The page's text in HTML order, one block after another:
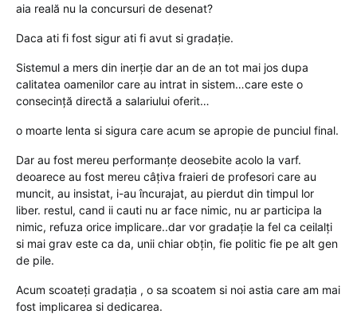
aia reală nu la concursuri de desenat?
Daca ati fi fost sigur ati fi avut si gradație.
Sistemul a mers din inerție dar an de an tot mai jos dupa
calitatea oamenilor care au intrat in sistem…care este o
consecință directă a salariului oferit…
o moarte lenta si sigura care acum se apropie de punciul final.
Dar au fost mereu performanțe deosebite acolo la varf.
deoarece au fost mereu câțiva fraieri de profesori care au
muncit, au insistat, i-au încurajat, au pierdut din timpul lor
liber. restul, cand ii cauti nu ar face nimic, nu ar participa la
nimic, refuza orice implicare..dar vor gradație la fel ca ceilalți
si mai grav este ca da, unii chiar obțin, fie politic fie pe alt gen
de pile.
Acum scoateți gradația , o sa scoatem si noi astia care am mai
fost implicarea si dedicarea.